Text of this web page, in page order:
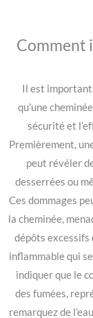
Comment
Il est
qu’une
sécurité et
Premièrement,
peut révéler
desserrées ou
Ces dommages
la cheminée,
dépôts excessifs
inflammable qui
indiquer que le
des fumées,
remarquez de